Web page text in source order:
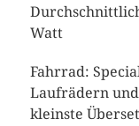
Watt
Fahrrad:
Laufrädern
kleinste